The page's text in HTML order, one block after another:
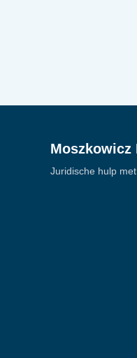
Moszkowicz
Juridische hulp